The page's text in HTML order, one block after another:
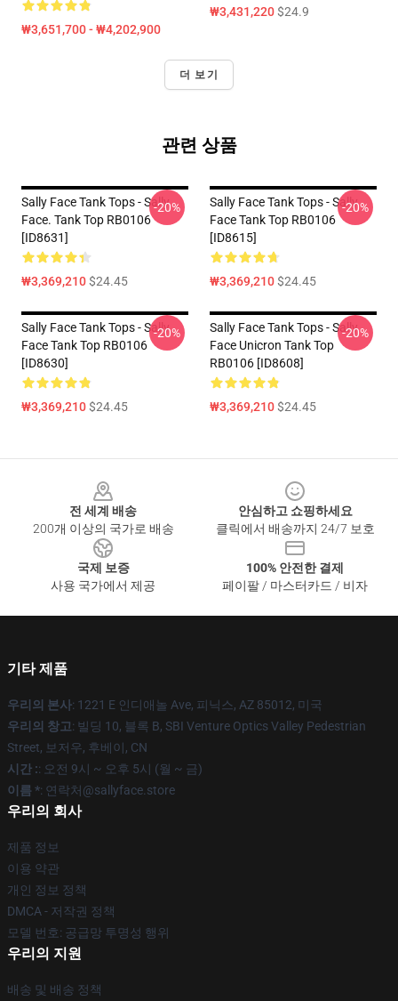
₩3,651,700 - ₩4,202,900
₩3,431,220$24.9
더 보기
관련 상품
Sally Face Tank Tops - Sally
Face. Tank Top RB0106
[ID8631]
₩3,369,210$24.45
-20%
Sally Face Tank Tops - Sally
Face Tank Top RB0106
[ID8615]
₩3,369,210$24.45
-20%
Sally Face Tank Tops - Sally
Face Tank Top RB0106
[ID8630]
₩3,369,210$24.45
-20%
Sally Face Tank Tops - Sally
Face Unicron Tank Top
RB0106 [ID8608]
₩3,369,210$24.45
-20%
전 세계 배송
200개 이상의 국가로 배송
안심하고 쇼핑하세요
클릭에서 배송까지 24/7 보호
국제 보증
사용 국가에서 제공
100% 안전한 결제
페이팔 / 마스터카드 / 비자
기타 제품
우리의 본사: 1221 E 인디애놀 Ave, 피닉스, AZ 85012, 미국
우리의 창고: 빌딩 10, 블록 B, SBI Venture Optics Valley Pedestrian
Street, 보저우, 후베이, CN
시간 :: 오전 9시 ~ 오후 5시 (월 ~ 금)
이름 *: 연락처@sallyface.store
우리의 회사
제품 정보
이용 약관
개인 정보 정책
DMCA - 저작권 정책
모델 번호: 공급망 투명성 행위
우리의 지원
배송 및 배송 정책